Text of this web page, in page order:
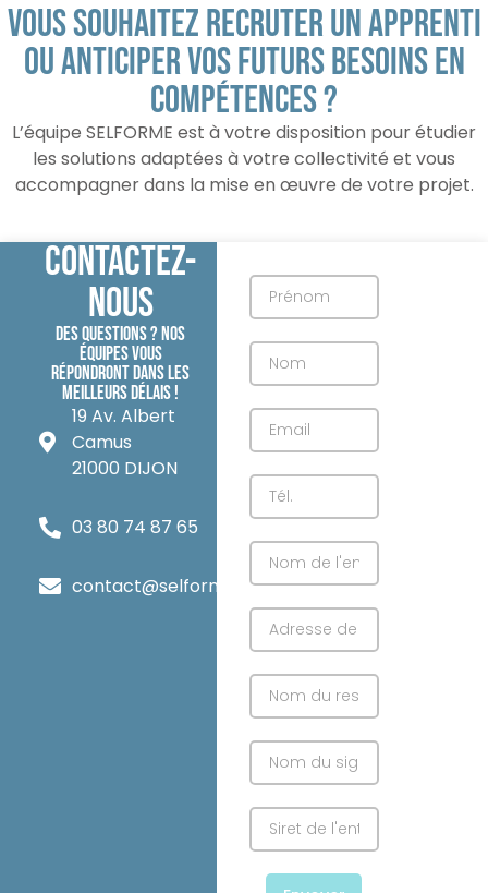
Vous souhaitez recruter un apprenti
ou anticiper vos futurs besoins en
compétences ?
L’équipe SELFORME est à votre disposition pour étudier
les solutions adaptées à votre collectivité et vous
accompagner dans la mise en œuvre de votre projet.
Contactez-
nous
Des questions ? Nos
équipes vous
répondront dans les
meilleurs délais !
19 Av. Albert
Camus
21000 DIJON
03 80 74 87 65
contact@selforme.com